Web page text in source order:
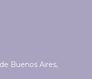
Buenos Aires,